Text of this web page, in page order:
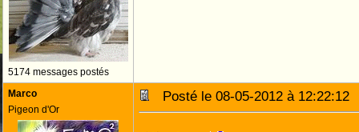
5174 messages postés
Marco
Pigeon d'Or
Posté le 08-05-2012 à